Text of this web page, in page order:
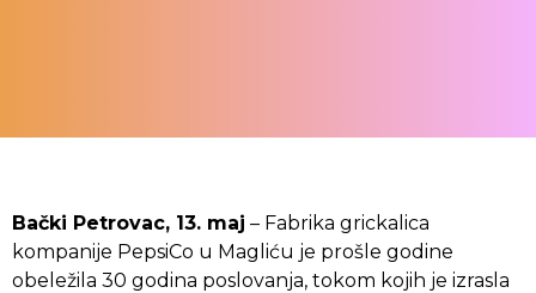
Bački Petrovac, 13. maj – Fabrika grickalica
kompanije PepsiCo u Magliću je prošle godine
obeležila 30 godina poslovanja, tokom kojih je izrasla